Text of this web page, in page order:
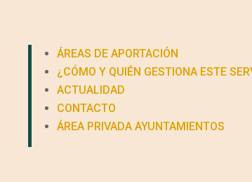
ÁREAS DE APORTACIÓN
¿CÓMO Y QUIÉN GESTIONA ESTE
ACTUALIDAD
CONTACTO
ÁREA PRIVADA AYUNTAMIENTOS